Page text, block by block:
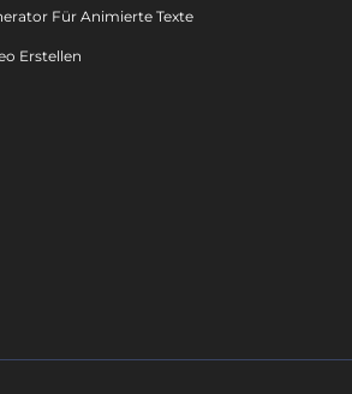
Für Animierte Texte
Erstellen